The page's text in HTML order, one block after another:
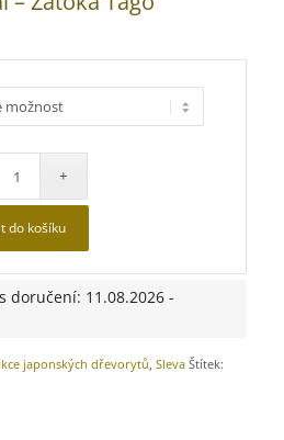
do košíku
doručení: 11.08.2026 -
japonských dřevorytů, Sleva Štítek: